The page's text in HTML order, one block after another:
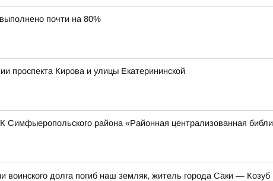
почти на 80%
проспекта Кирова и улицы Екатерининской
Симфыеропольского района «Районная централизованная
воинского долга погиб наш земляк, житель города Саки —